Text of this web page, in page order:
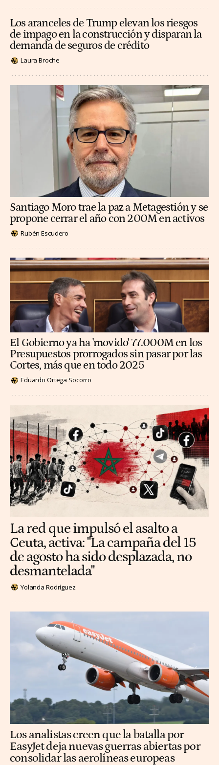
Los aranceles de Trump elevan los riesgos
de impago en la construcción y disparan la
demanda de seguros de crédito
Laura Broche
Santiago Moro trae la paz a Metagestión y se
propone cerrar el año con 200M en activos
Rubén Escudero
El Gobierno ya ha 'movido' 77.000M en los
Presupuestos prorrogados sin pasar por las
Cortes, más que en todo 2025
Eduardo Ortega Socorro
La red que impulsó el asalto a
Ceuta, activa: "La campaña del 15
de agosto ha sido desplazada, no
desmantelada"
Yolanda Rodríguez
Los analistas creen que la batalla por
EasyJet deja nuevas guerras abiertas por
consolidar las aerolíneas europeas